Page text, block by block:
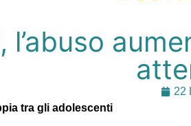
l’abuso
22
tra gli adolescenti